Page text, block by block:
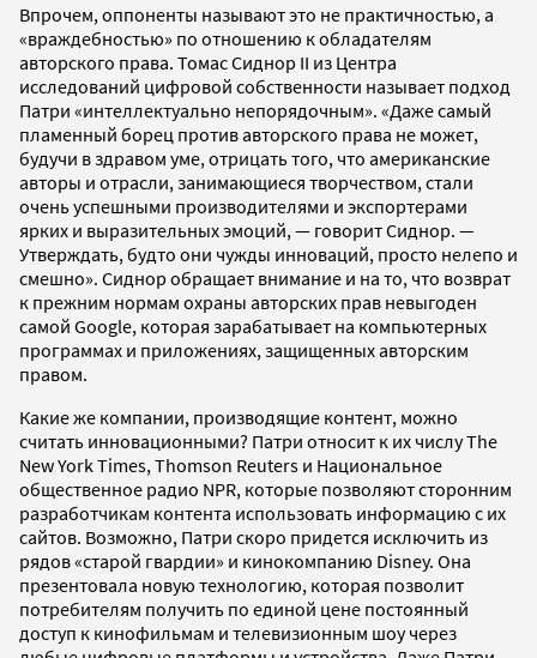
Впрочем, оппоненты называют это не практичностью, а
«враждебностью» по отношению к обладателям
авторского права. Томас Сиднор II из Центра
исследований цифровой собственности называет подход
Патри «интеллектуально непорядочным». «Даже самый
пламенный борец против авторского права не может,
будучи в здравом уме, отрицать того, что американские
авторы и отрасли, занимающиеся творчеством, стали
очень успешными производителями и экспортерами
ярких и выразительных эмоций, — говорит Сиднор. —
Утверждать, будто они чужды инноваций, просто нелепо и
смешно». Сиднор обращает внимание и на то, что возврат
к прежним нормам охраны авторских прав невыгоден
самой Google, которая зарабатывает на компьютерных
программах и приложениях, защищенных авторским
правом.
Какие же компании, производящие контент, можно
считать инновационными? Патри относит к их числу The
New York Times, Thomson Reuters и Национальное
общественное радио NPR, которые позволяют сторонним
разработчикам контента использовать информацию с их
сайтов. Возможно, Патри скоро придется исключить из
рядов «старой гвардии» и кинокомпанию Disney. Она
презентовала новую технологию, которая позволит
потребителям получить по единой цене постоянный
доступ к кинофильмам и телевизионным шоу через